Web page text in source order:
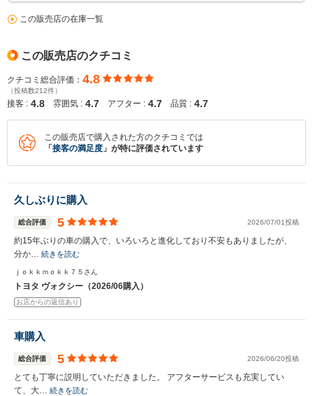
この販売店の在庫一覧
この販売店のクチコミ
クチコミ総合評価： 4.8
（投稿数212件）
接客 : 4.8 雰囲気 : 4.7 アフター : 4.7 品質 : 4.7
この販売店で購入された方のクチコミでは
「 接客の満足度 」が特に評価されています
久しぶりに購入
総合評価 5 2026/07/01投稿
約15年ぶりの車の購入で、いろいろと進化しており不安もありましたが、
分か… 続きを読む
ｊｏｋｋｍｏｋｋ７５さん
トヨタ ヴォクシー（2026/06購入）
お店からの返信あり
車購入
総合評価 5 2026/06/20投稿
とても丁寧に説明していただきました。 アフターサービスも充実してい
て、大… 続きを読む